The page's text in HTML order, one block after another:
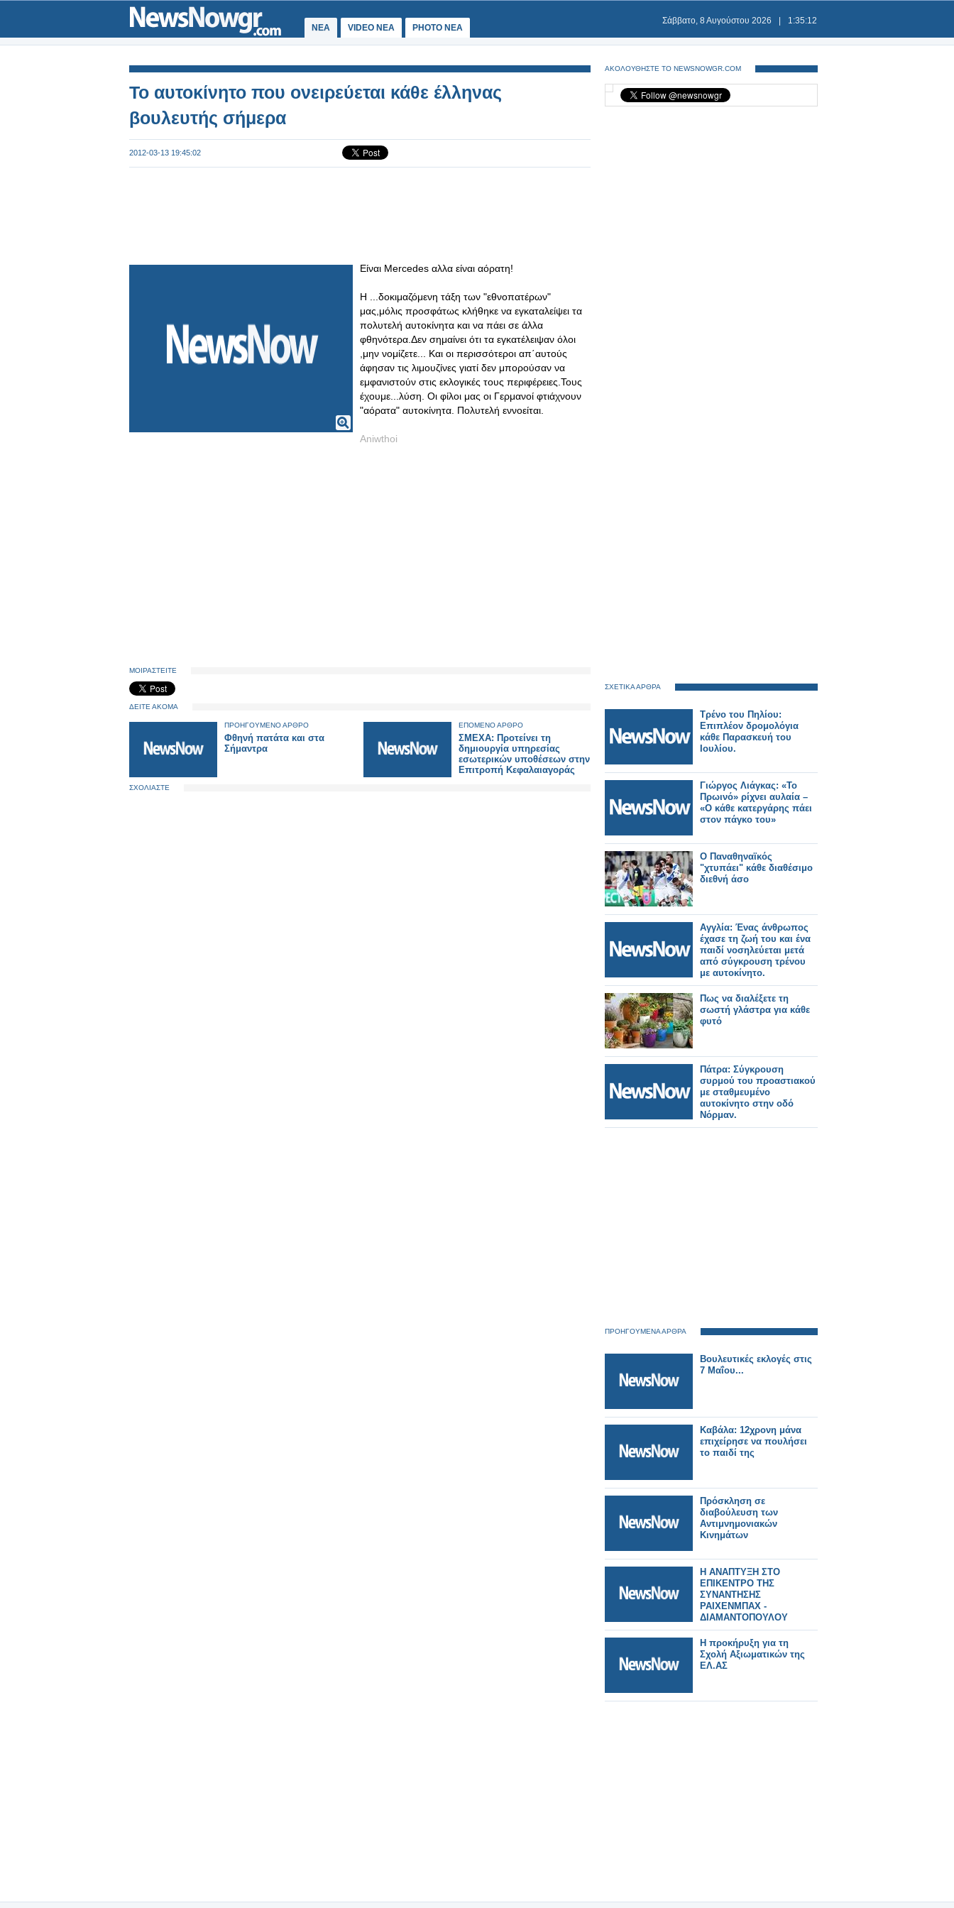
ΝΕΑ VIDEO NEA PHOTO NEA
Σάββατο, 8 Αυγούστου 2026 1:35:12
Το αυτοκίνητο που ονειρεύεται κάθε έλληνας
βουλευτής σήμερα
2012-03-13 19:45:02
Είναι Mercedes αλλα είναι αόρατη!
Η ...δοκιμαζόμενη τάξη των "εθνοπατέρων"
μας,μόλις προσφάτως κλήθηκε να εγκαταλείψει τα
πολυτελή αυτοκίνητα και να πάει σε άλλα
φθηνότερα.Δεν σημαίνει ότι τα εγκατέλειψαν όλοι
,μην νομίζετε... Και οι περισσότεροι απ΄αυτούς
άφησαν τις λιμουζίνες γιατί δεν μπορούσαν να
εμφανιστούν στις εκλογικές τους περιφέρειες.Τους
έχουμε...λύση. Οι φίλοι μας οι Γερμανοί φτιάχνουν
"αόρατα" αυτοκίνητα. Πολυτελή εννοείται.
Aniwthoi
ΜΟΙΡΑΣΤΕΙΤΕ
ΔΕΙΤΕ ΑΚΟΜΑ
ΠΡΟΗΓΟΥΜΕΝΟ ΑΡΘΡΟ
Φθηνή πατάτα και στα
Σήμαντρα
ΕΠΟΜΕΝΟ ΑΡΘΡΟ
ΣΜΕΧΑ: Προτείνει τη
δημιουργία υπηρεσίας
εσωτερικών υποθέσεων στην
Επιτροπή Κεφαλαιαγοράς
ΣΧΟΛΙΑΣΤΕ
ΑΚΟΛΟΥΘΗΣΤΕ ΤΟ NEWSNOWGR.COM
ΣΧΕΤΙΚΑ ΑΡΘΡΑ
Τρένο του Πηλίου:
Επιπλέον δρομολόγια
κάθε Παρασκευή του
Ιουλίου.
Γιώργος Λιάγκας: «Το
Πρωινό» ρίχνει αυλαία –
«Ο κάθε κατεργάρης πάει
στον πάγκο του»
Ο Παναθηναϊκός
"χτυπάει" κάθε διαθέσιμο
διεθνή άσο
Αγγλία: Ένας άνθρωπος
έχασε τη ζωή του και ένα
παιδί νοσηλεύεται μετά
από σύγκρουση τρένου
με αυτοκίνητο.
Πως να διαλέξετε τη
σωστή γλάστρα για κάθε
φυτό
Πάτρα: Σύγκρουση
συρμού του προαστιακού
με σταθμευμένο
αυτοκίνητο στην οδό
Νόρμαν.
ΠΡΟΗΓΟΥΜΕΝΑ ΑΡΘΡΑ
Βουλευτικές εκλογές στις
7 Μαΐου...
Καβάλα: 12χρονη μάνα
επιχείρησε να πουλήσει
το παιδί της
Πρόσκληση σε
διαβούλευση των
Αντιμνημονιακών
Κινημάτων
Η ΑΝΑΠΤΥΞΗ ΣΤΟ
ΕΠΙΚΕΝΤΡΟ ΤΗΣ
ΣΥΝΑΝΤΗΣΗΣ
ΡΑΙΧΕΝΜΠΑΧ -
ΔΙΑΜΑΝΤΟΠΟΥΛΟΥ
Η προκήρυξη για τη
Σχολή Αξιωματικών της
ΕΛ.ΑΣ